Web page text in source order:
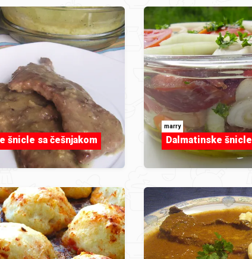
šnicle sa češnjakom
marry
Dalmatinske šnicle